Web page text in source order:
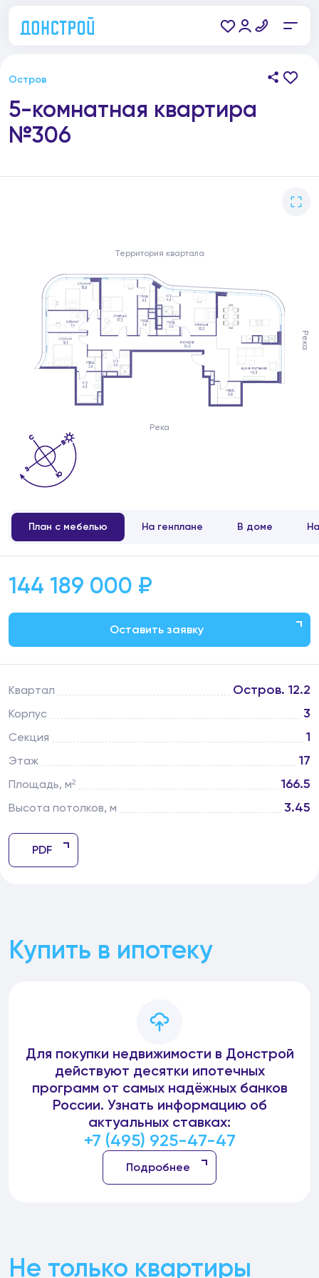
Остров
5-комнатная квартира
№306
План с мебелью На генплане В доме
Территория квартала
Река
Река
Квартал Остров. 12.2
Корпус 3
Секция 1
Этаж 17
Площадь, м² 166.5
Высота потолков, м 3.45
PDF
144 189 000 ₽
Оставить заявку
Купить в ипотеку
Для покупки недвижимости в Донстрой
действуют десятки ипотечных
программ от самых надёжных банков
России. Узнать информацию об
актуальных ставках:
+7 (495) 925-47-47
Подробнее
Не только квартиры